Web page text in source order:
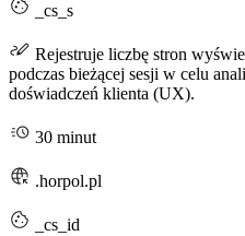
_cs_s
Rejestruje liczbę stron
podczas bieżącej sesji w celu
doświadczeń klienta (UX).
30 minut
.horpol.pl
_cs_id